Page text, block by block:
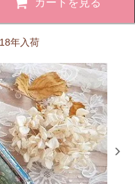
年入荷